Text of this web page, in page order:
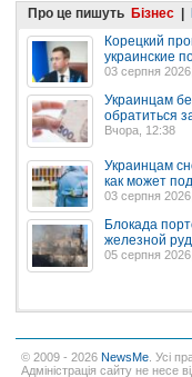
Про це пишуть Бізнес |
Корецкий
украинские
03 серпня
Украинцам
обратиться
Вчора, 12:38
Украинцам
как может
03 серпня
Блокада
железной
05 серпня
© 2009 - 2026 NewsMe . Усі
Адміністрація сайту не несе